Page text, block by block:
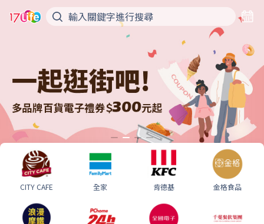
CITY CAFE 全家 肯德基 金格食品